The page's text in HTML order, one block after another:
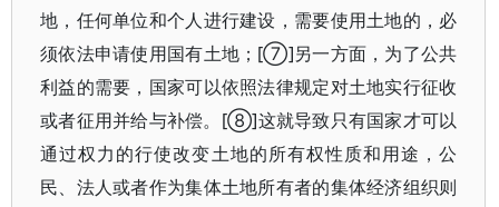
地，任何单位和个人进行建设，需要使用土地的，必
须依法申请使用国有土地；[⑦]另一方面，为了公共
利益的需要，国家可以依照法律规定对土地实行征收
或者征用并给与补偿。[⑧]这就导致只有国家才可以
通过权力的行使改变土地的所有权性质和用途，公
民、法人或者作为集体土地所有者的集体经济组织则